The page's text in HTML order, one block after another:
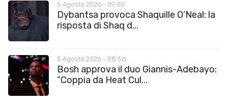
5 Agosto 2026 - 09:00
Dybantsa provoca Shaquille O’Neal: la
risposta di Shaq d...
5 Agosto 2026 - 08:56
Bosh approva il duo Giannis-Adebayo:
“Coppia da Heat Cul...